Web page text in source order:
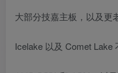
大部分技嘉主板，以及更
Icelake 以及 Comet Lake